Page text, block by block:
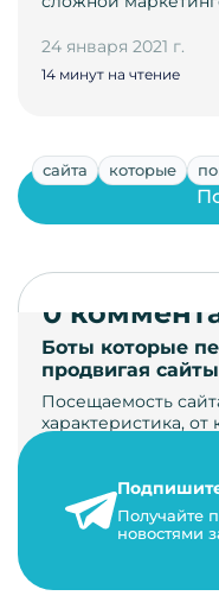
24 января 2021 г.
14 минут на чтение
сайта которые
Боты которые
продвигая
Посещаемость
характеристика,
22 мая 2024 г.
9 минут на чтение
0
Получайте
новостями